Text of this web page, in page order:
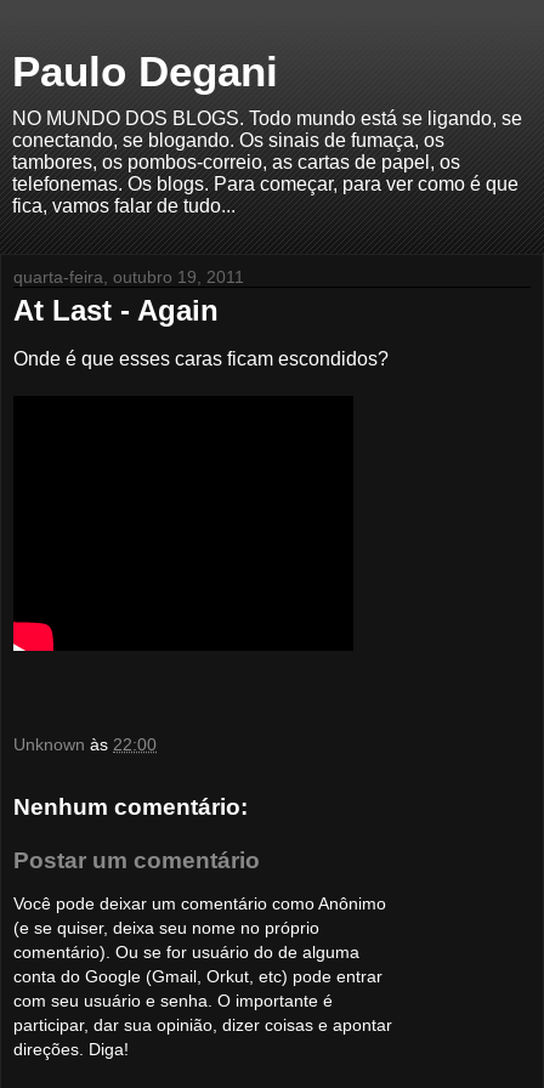
Paulo Degani
NO MUNDO DOS BLOGS. Todo mundo está se ligando, se
conectando, se blogando. Os sinais de fumaça, os
tambores, os pombos-correio, as cartas de papel, os
telefonemas. Os blogs. Para começar, para ver como é que
fica, vamos falar de tudo...
quarta-feira, outubro 19, 2011
At Last - Again
Onde é que esses caras ficam escondidos?
Unknown às 22:00
Nenhum comentário:
Postar um comentário
Você pode deixar um comentário como Anônimo
(e se quiser, deixa seu nome no próprio
comentário). Ou se for usuário do de alguma
conta do Google (Gmail, Orkut, etc) pode entrar
com seu usuário e senha. O importante é
participar, dar sua opinião, dizer coisas e apontar
direções. Diga!